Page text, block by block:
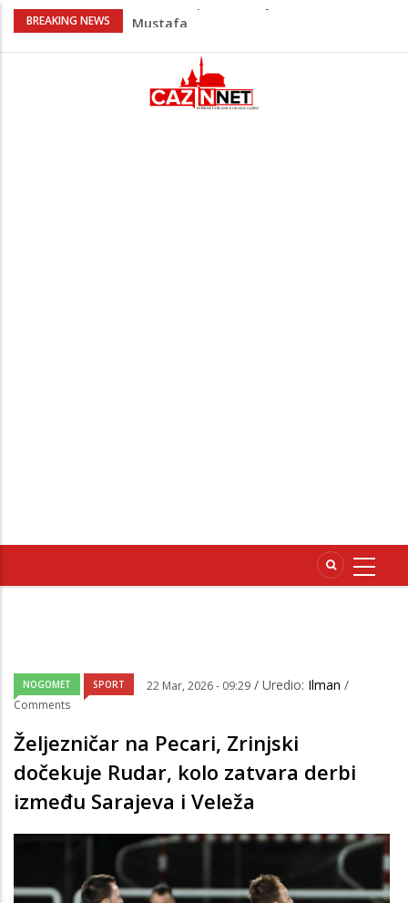
BREAKING NEWS
AŽURIRANO: Ubistvo u Bosanskoj Krupi:
osumnjičeni uhapšen
Horde zla neće u Mostar: Žestoko
prozvali rukovodstvo FK Sarajevo
NOGOMET SPORT 22 Mar, 2026 - 09:29 / Uredio: Ilman /
Comments
Željezničar na Pecari, Zrinjski
dočekuje Rudar, kolo zatvara derbi
između Sarajeva i Veleža